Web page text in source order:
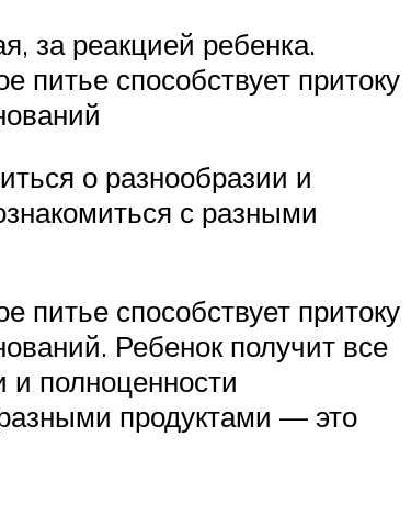
за реакцией ребенка.
питье способствует притоку
о разнообразии и
с разными
питье способствует притоку
Ребенок получит все
полноценности
продуктами — это